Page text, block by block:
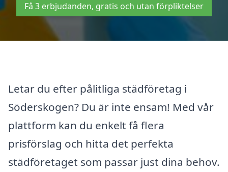
Få 3 erbjudanden, gratis och utan förpliktelser
Letar du efter pålitliga städföretag i
Söderskogen? Du är inte ensam! Med vår
plattform kan du enkelt få flera
prisförslag och hitta det perfekta
städföretaget som passar just dina behov.